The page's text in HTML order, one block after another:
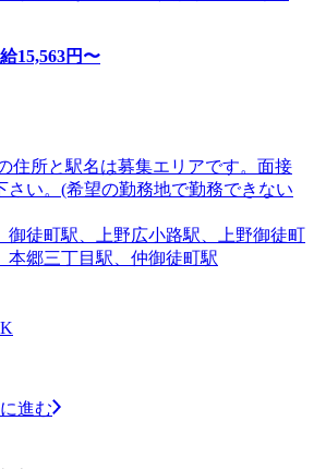
15,563円〜
住所と駅名は募集エリアです。面接
さい。(希望の勤務地で勤務できない
御徒町駅、上野広小路駅、上野御徒町
本郷三丁目駅、仲御徒町駅
進む